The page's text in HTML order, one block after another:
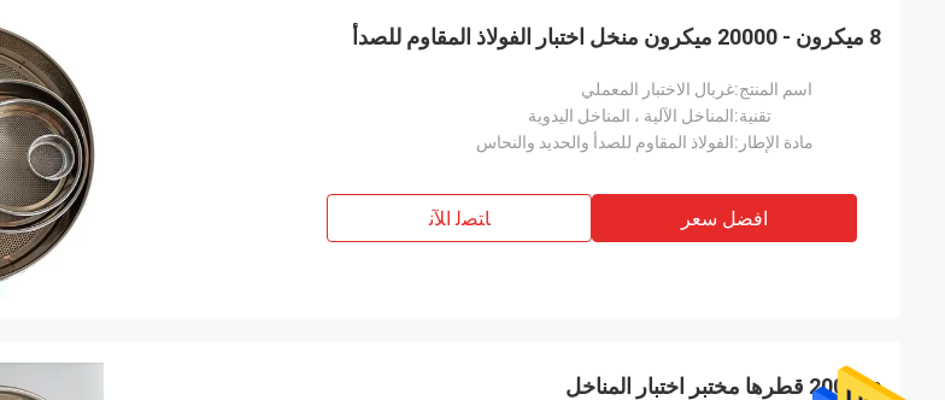
8 ميكرون - 20000 ميكرون منخل اختبار الفولاذ المقاوم للصدأ
اسم المنتج:غربال الاختبار المعملي
تقنية:المناخل الآلية ، المناخل اليدوية
مادة الإطار:الفولاذ المقاوم للصدأ والحديد والنحاس
افضل سعر ﺎﺘﺼﻟ ﺍﻶﻧ
200mm قطرها مختبر اختبار المناخل